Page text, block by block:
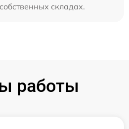
складах.
работы